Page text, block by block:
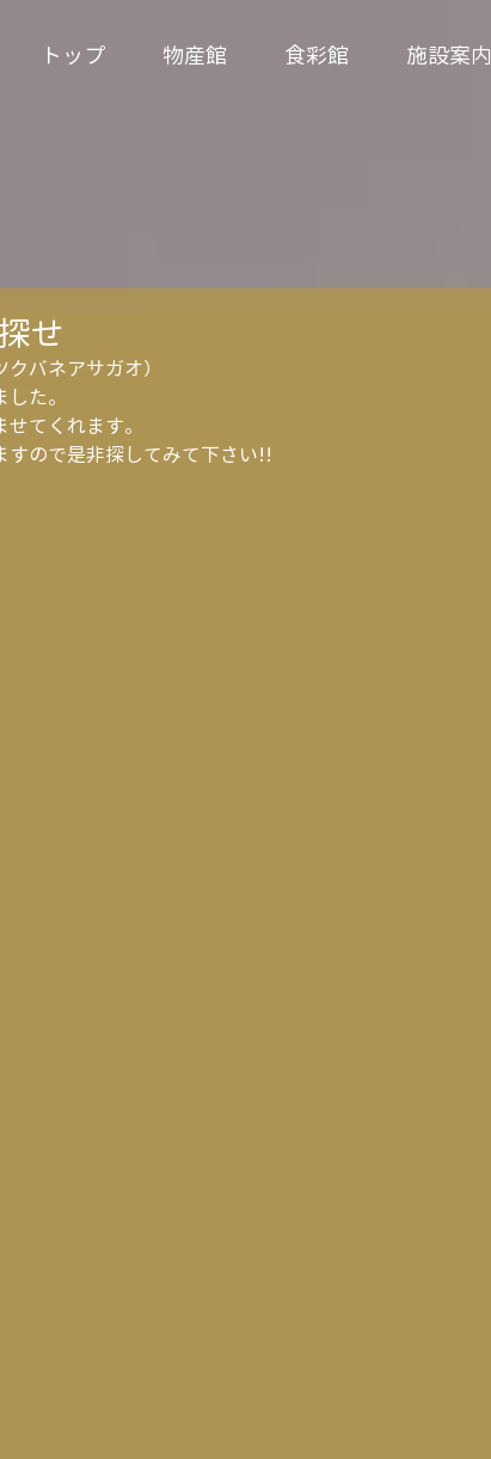
トップ 物産館 食彩館 施設案内
せ
バネアサガオ）
た。
てくれます。
すので是非探してみて下さい!!